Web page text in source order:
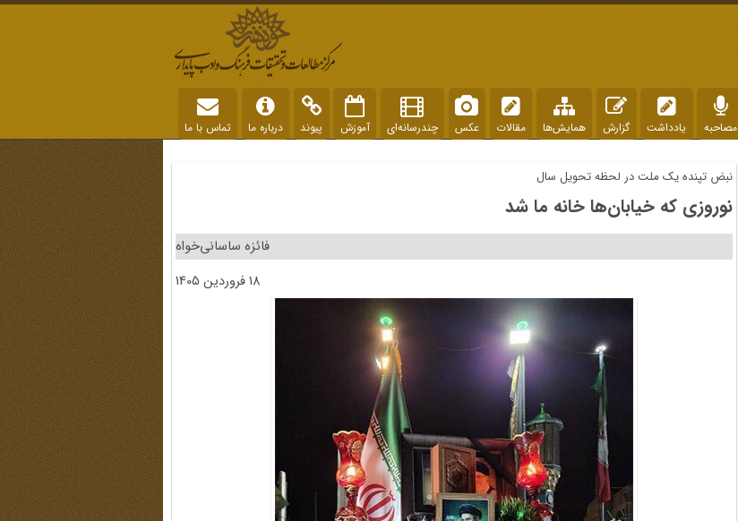
مصاحبه یادداشت گزارش همایش‌ها مقالات عکس چندرسانه‌ای آموزش پیوند درباره ما تماس با ما
نبض تپنده یک ملت در لحظه تحویل سال
نوروزی که خیابان‌ها خانه ما شد
فائزه ساسانی‌خواه
18 فروردین 1405